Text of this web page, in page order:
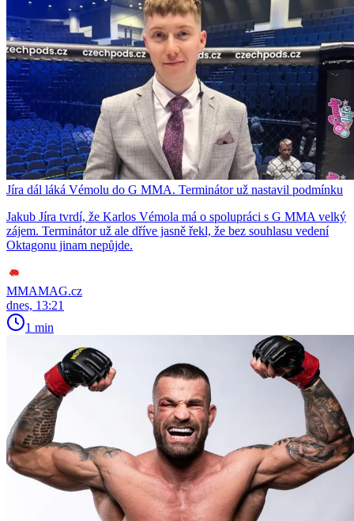
Jíra dál láká Vémolu do G MMA. Terminátor už nastavil podmínku
Jakub Jíra tvrdí, že Karlos Vémola má o spolupráci s G MMA velký
zájem. Terminátor už ale dříve jasně řekl, že bez souhlasu vedení
Oktagonu jinam nepůjde.
MMAMAG.cz
dnes, 13:21
1 min